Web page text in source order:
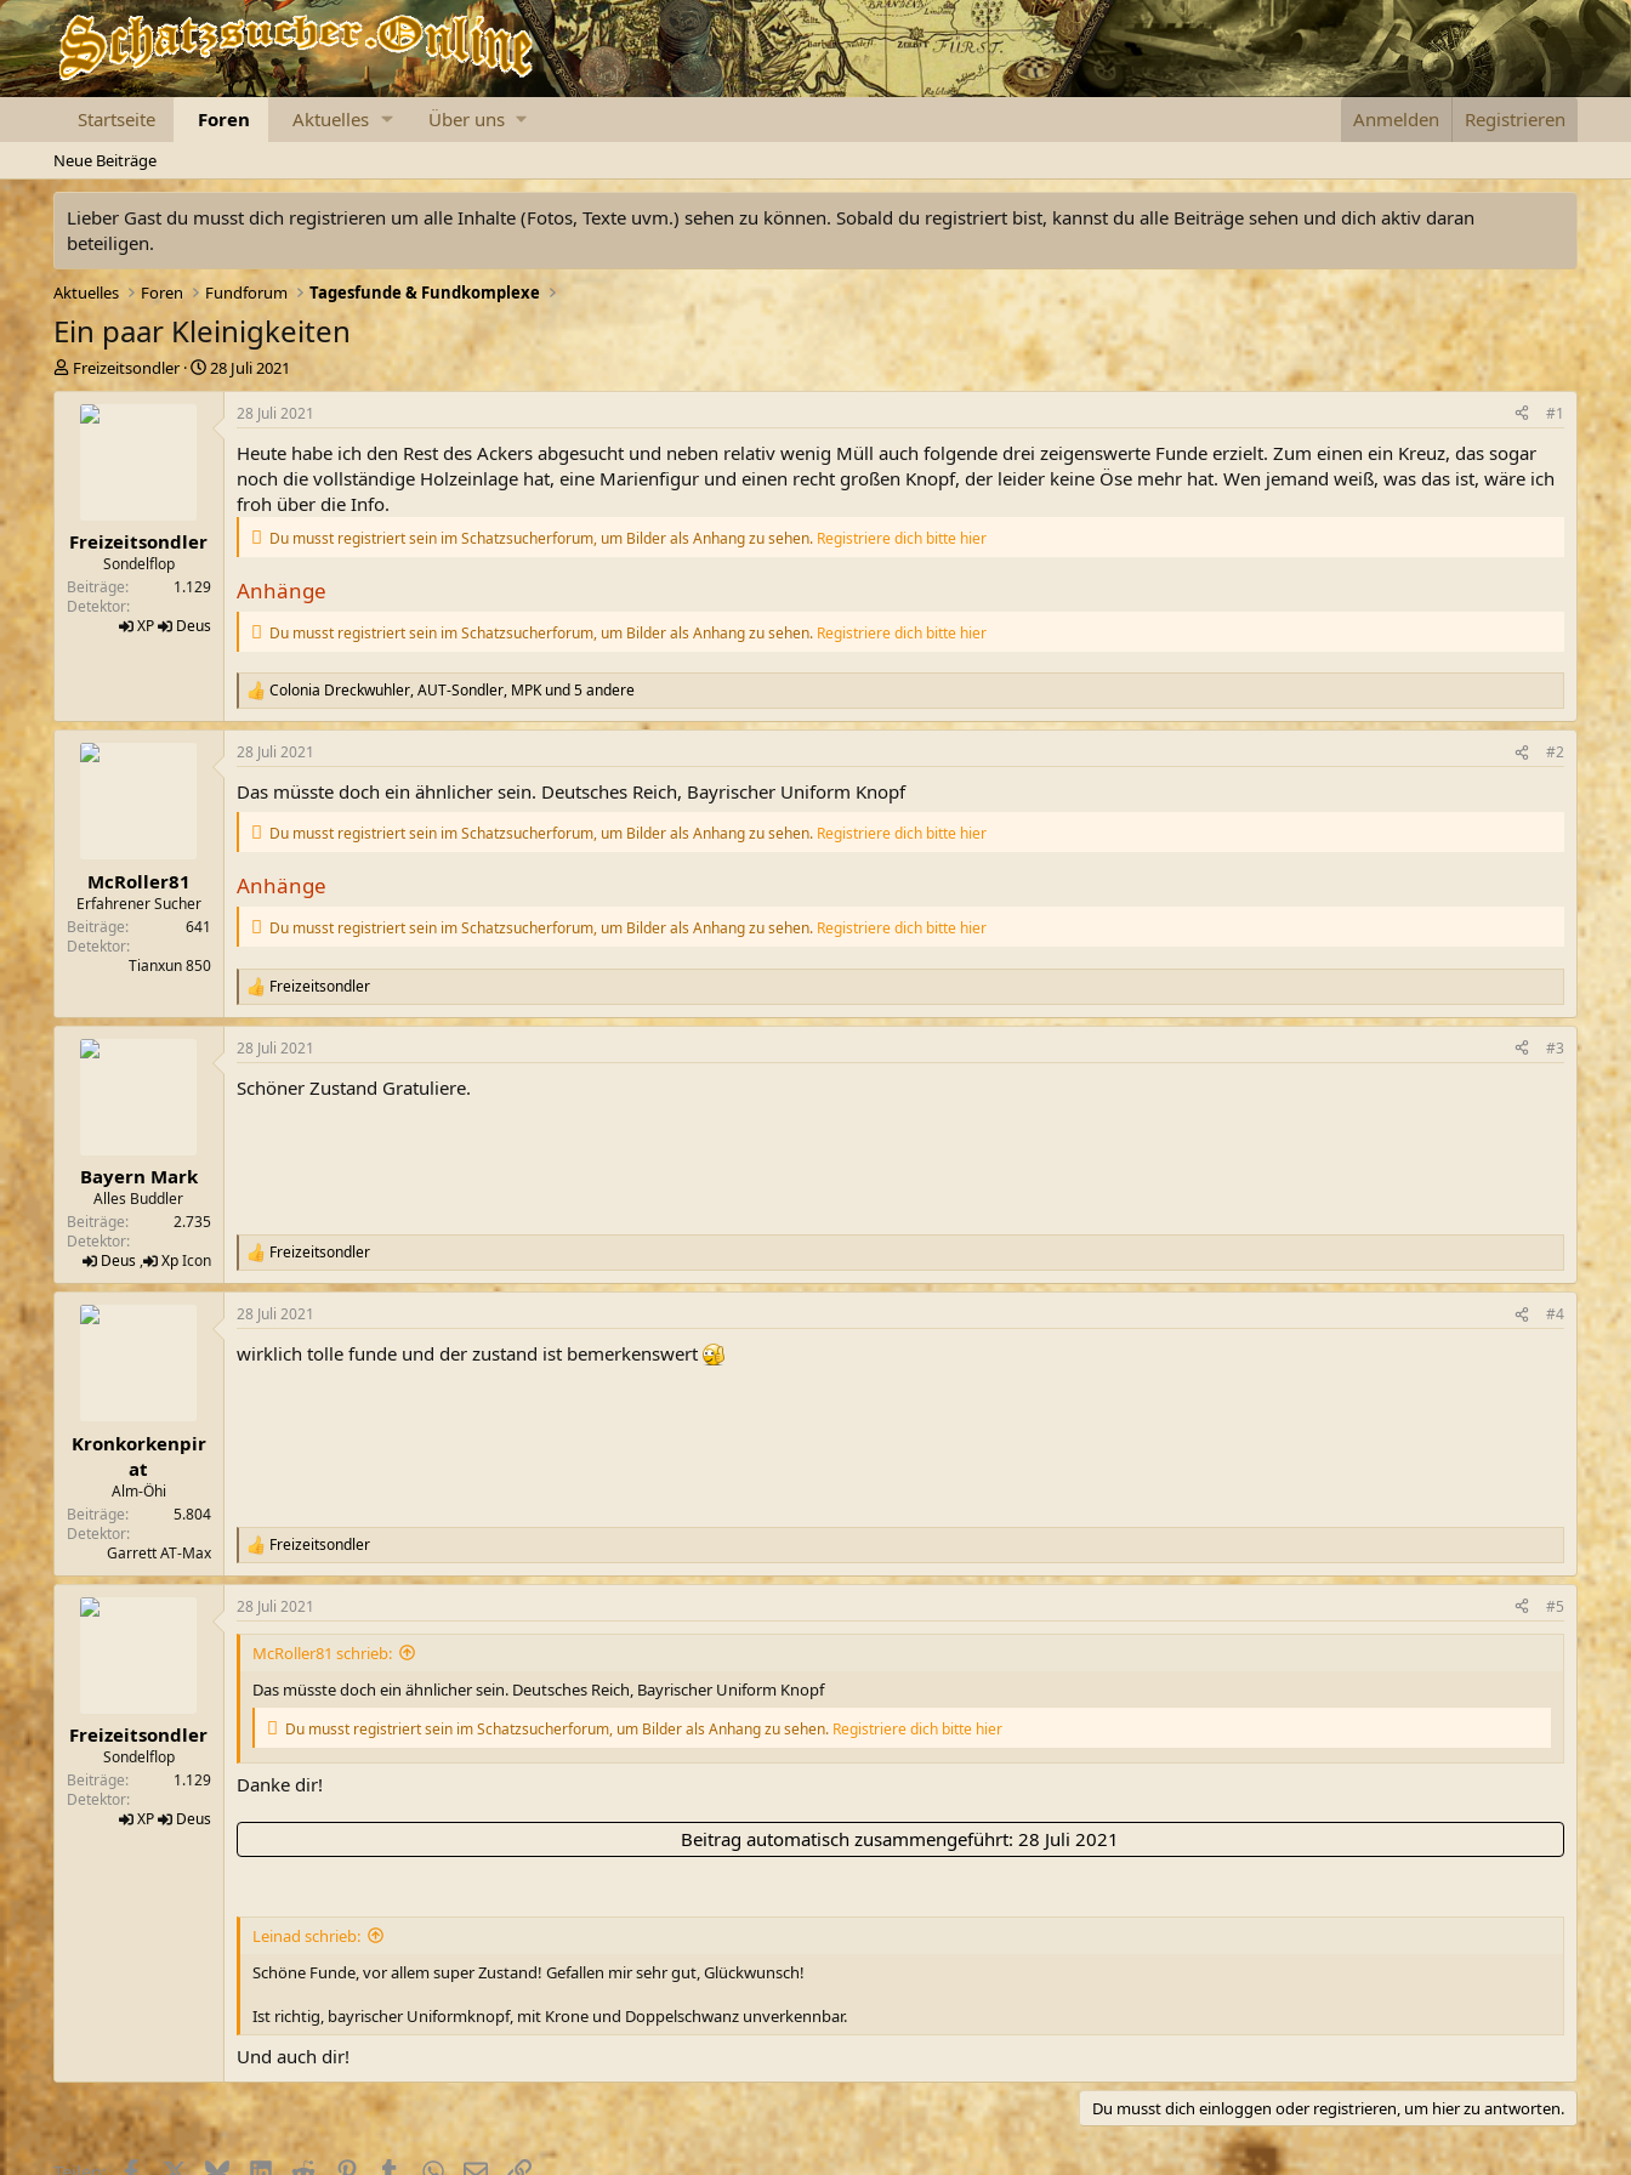
Startseite Foren Aktuelles Über uns Anmelden Registrieren
Neue Beiträge
Lieber Gast du musst dich registrieren um alle Inhalte (Fotos, Texte uvm.) sehen zu können. Sobald du registriert bist, kannst du alle Beiträge sehen und dich aktiv daran
beteiligen.
Aktuelles Foren Fundforum Tagesfunde & Fundkomplexe
Ein paar Kleinigkeiten
E
r
r
Freizeitsondler
E
r
28 Juli 2021
Freizeitsondler
Sondelflop
Beiträge
1.129
Detektor
XP
Deus
28 Juli 2021 #1
Heute habe ich den Rest des Ackers abgesucht und neben relativ wenig Müll auch folgende drei zeigenswerte Funde erzielt. Zum einen ein Kreuz, das sogar
noch die vollständige Holzeinlage hat, eine Marienfigur und einen recht großen Knopf, der leider keine Öse mehr hat. Wen jemand weiß, was das ist, wäre ich
froh über die Info.
Du musst registriert sein im Schatzsucherforum, um Bilder als Anhang zu sehen. Registriere dich bitte hier
Anhänge
Du musst registriert sein im Schatzsucherforum, um Bilder als Anhang zu sehen. Registriere dich bitte hier
R
e
a
k
i
n
:
Colonia Dreckwuhler,AUT-Sondler, MPKund 5 andere
McRoller81
Erfahrener Sucher
Beiträge
641
Detektor
Tianxun 850
28 Juli 2021 #2
Das müsste doch ein ähnlicher sein. Deutsches Reich, Bayrischer Uniform Knopf
Du musst registriert sein im Schatzsucherforum, um Bilder als Anhang zu sehen. Registriere dich bitte hier
Anhänge
Du musst registriert sein im Schatzsucherforum, um Bilder als Anhang zu sehen. Registriere dich bitte hier
R
e
a
k
i
Freizeitsondler
Bayern Mark
Alles Buddler
Beiträge
2.735
Detektor
Deus, XpIcon
28 Juli 2021 #3
Schöner Zustand Gratuliere.
R
e
a
k
i
Freizeitsondler
Kronkorkenpir
at
Alm-Öhi
Beiträge
5.804
Detektor
Garrett AT-Max
28 Juli 2021 #4
wirklich tolle funde und der zustand ist bemerkenswert
R
e
a
k
t
e
Freizeitsondler
Freizeitsondler
Sondelflop
Beiträge
1.129
Detektor
XP
Deus
28 Juli 2021 #5
McRoller81 schrieb:
Das müsste doch ein ähnlicher sein. Deutsches Reich, Bayrischer Uniform Knopf
Du musst registriert sein im Schatzsucherforum, um Bilder als Anhang zu sehen. Registriere dich bitte hier
Danke dir!
Beitrag automatisch zusammengeführt:28 Juli 2021
Leinad schrieb:
Schöne Funde, vor allem super Zustand! Gefallen mir sehr gut, Glückwunsch!
Ist richtig, bayrischer Uniformknopf, mit Krone und Doppelschwanz unverkennbar.
Und auch dir!
Du musst dich einloggen oder registrieren, um hier zu antworten.
FacebookX (Twitter)
BlueskyLinkedIn
Reddit PinterestTumblrWhatsApp
E-MailLink